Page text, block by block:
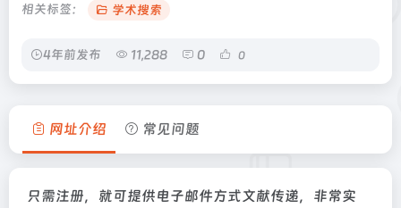
相关标签： 学术搜索
4年前发布 11,288 0 0
网址介绍 常见问题
只需注册，就可提供电子邮件方式文献传递，非常实